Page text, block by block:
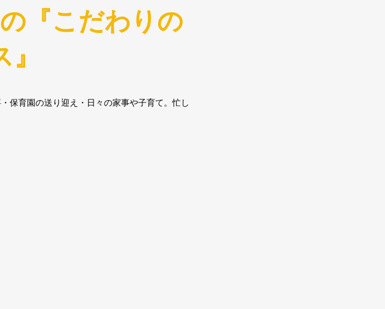
『こだわりの
保育園の送り迎え・日々の家事や子育て。忙し